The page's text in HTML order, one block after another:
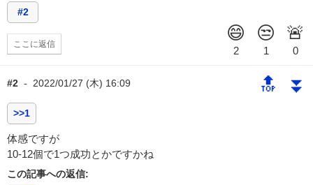
#2
ここに返信
#2 - 2022/01/27 (木) 16:09 🔝 ⏬
>>1
体感ですが
10-12個で1つ成功とかですかね
この記事への返信: